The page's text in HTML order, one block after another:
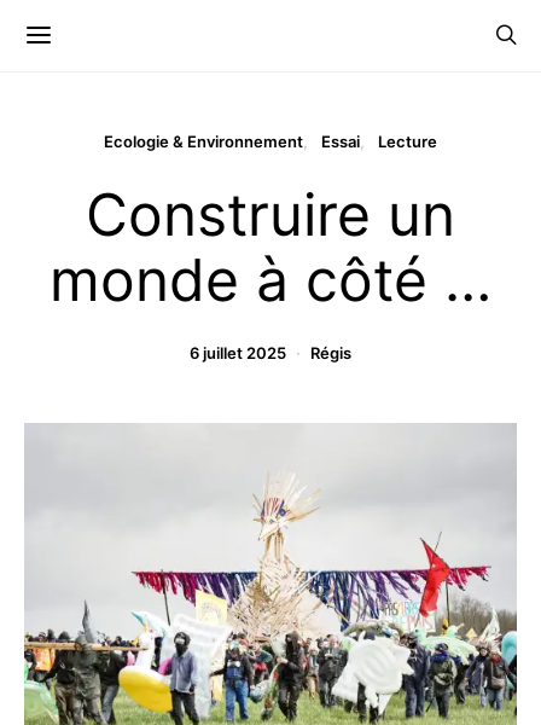
Ecologie & Environnement Essai Lecture
Construire un
monde à côté …
6 juillet 2025 Régis